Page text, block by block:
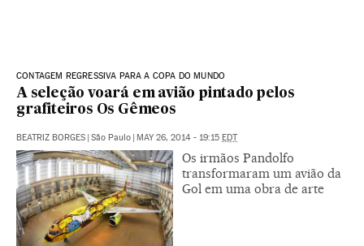
CONTAGEM REGRESSIVA PARA A COPA DO MUNDO
A seleção voará em avião pintado pelos
grafiteiros Os Gêmeos
BEATRIZ BORGES | São Paulo | MAY 26, 2014 - 19:15 EDT
Os irmãos Pandolfo
transformaram um avião da
Gol em uma obra de arte